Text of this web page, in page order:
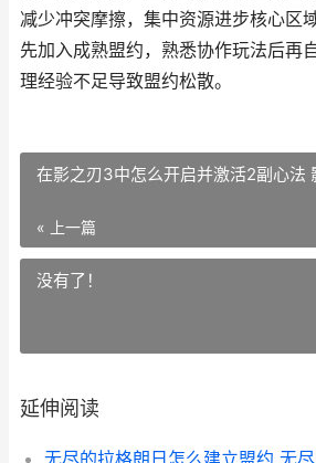
减少冲突摩擦，集中资源进步核心区
先加入成熟盟约，熟悉协作玩法后再
理经验不足导致盟约松散。
在影之刃3中怎么开启并激活2副心法
« 上一篇
没有了！
延伸阅读